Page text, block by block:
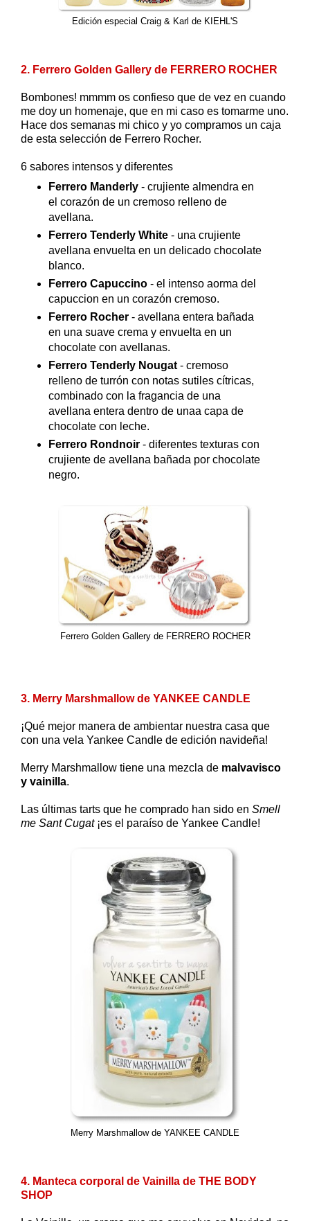
Edición especial Craig & Karl de KIEHL'S
2. Ferrero Golden Gallery de FERRERO ROCHER
Bombones! mmmm os confieso que de vez en cuando
me doy un homenaje, que en mi caso es tomarme uno.
Hace dos semanas mi chico y yo compramos un caja
de esta selección de Ferrero Rocher.
6 sabores intensos y diferentes
Ferrero Manderly- crujiente almendra en
el corazón de un cremoso relleno de
avellana.
Ferrero Tenderly White- una crujiente
avellana envuelta en un delicado chocolate
blanco.
Ferrero Capuccino- el intenso aorma del
capuccion en un corazón cremoso.
Ferrero Rocher- avellana entera bañada
en una suave crema y envuelta en un
chocolate con avellanas.
Ferrero Tenderly Nougat- cremoso
relleno de turrón con notas sutiles cítricas,
combinado con la fragancia de una
avellana entera dentro de unaa capa de
chocolate con leche.
Ferrero Rondnoir- diferentes texturas con
crujiente de avellana bañada por chocolate
negro.
Ferrero Golden Gallery de FERRERO ROCHER
3. Merry Marshmallow de YANKEE CANDLE
¡Qué mejor manera de ambientar nuestra casa que
con una vela Yankee Candle de edición navideña!
Merry Marshmallow tiene una mezcla de malvavisco
y vainilla.
Las últimas tarts que he comprado han sido en Smell
me Sant Cugat¡es el paraíso de Yankee Candle!
Merry Marshmallow de YANKEE CANDLE
4. Manteca corporal de Vainilla de THE BODY
SHOP